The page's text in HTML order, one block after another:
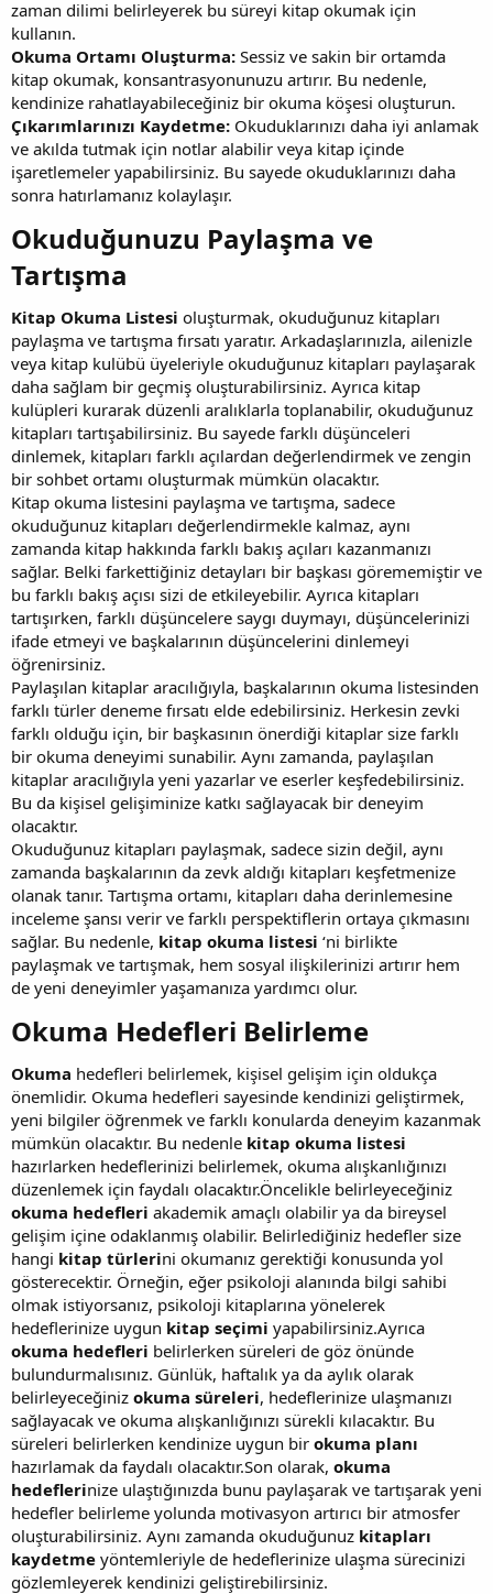
zaman dilimi belirleyerek bu süreyi kitap okumak için
kullanın.
Okuma Ortamı Oluşturma: Sessiz ve sakin bir ortamda
kitap okumak, konsantrasyonunuzu artırır. Bu nedenle,
kendinize rahatlayabileceğiniz bir okuma köşesi oluşturun.
Çıkarımlarınızı Kaydetme: Okuduklarınızı daha iyi anlamak
ve akılda tutmak için notlar alabilir veya kitap içinde
işaretlemeler yapabilirsiniz. Bu sayede okuduklarınızı daha
sonra hatırlamanız kolaylaşır.
Okuduğunuzu Paylaşma ve
Tartışma​
Kitap Okuma Listesi oluşturmak, okuduğunuz kitapları
paylaşma ve tartışma fırsatı yaratır. Arkadaşlarınızla, ailenizle
veya kitap kulübü üyeleriyle okuduğunuz kitapları paylaşarak
daha sağlam bir geçmiş oluşturabilirsiniz. Ayrıca kitap
kulüpleri kurarak düzenli aralıklarla toplanabilir, okuduğunuz
kitapları tartışabilirsiniz. Bu sayede farklı düşünceleri
dinlemek, kitapları farklı açılardan değerlendirmek ve zengin
bir sohbet ortamı oluşturmak mümkün olacaktır.
Kitap okuma listesini paylaşma ve tartışma, sadece
okuduğunuz kitapları değerlendirmekle kalmaz, aynı
zamanda kitap hakkında farklı bakış açıları kazanmanızı
sağlar. Belki farkettiğiniz detayları bir başkası görememiştir ve
bu farklı bakış açısı sizi de etkileyebilir. Ayrıca kitapları
tartışırken, farklı düşüncelere saygı duymayı, düşüncelerinizi
ifade etmeyi ve başkalarının düşüncelerini dinlemeyi
öğrenirsiniz.
Paylaşılan kitaplar aracılığıyla, başkalarının okuma listesinden
farklı türler deneme fırsatı elde edebilirsiniz. Herkesin zevki
farklı olduğu için, bir başkasının önerdiği kitaplar size farklı
bir okuma deneyimi sunabilir. Aynı zamanda, paylaşılan
kitaplar aracılığıyla yeni yazarlar ve eserler keşfedebilirsiniz.
Bu da kişisel gelişiminize katkı sağlayacak bir deneyim
olacaktır.
Okuduğunuz kitapları paylaşmak, sadece sizin değil, aynı
zamanda başkalarının da zevk aldığı kitapları keşfetmenize
olanak tanır. Tartışma ortamı, kitapları daha derinlemesine
inceleme şansı verir ve farklı perspektiflerin ortaya çıkmasını
sağlar. Bu nedenle, kitap okuma listesi ‘ni birlikte
paylaşmak ve tartışmak, hem sosyal ilişkilerinizi artırır hem
de yeni deneyimler yaşamanıza yardımcı olur.
Okuma Hedefleri Belirleme​
Okuma hedefleri belirlemek, kişisel gelişim için oldukça
önemlidir. Okuma hedefleri sayesinde kendinizi geliştirmek,
yeni bilgiler öğrenmek ve farklı konularda deneyim kazanmak
mümkün olacaktır. Bu nedenle kitap okuma listesi
hazırlarken hedeflerinizi belirlemek, okuma alışkanlığınızı
düzenlemek için faydalı olacaktır.Öncelikle belirleyeceğiniz
okuma hedefleri akademik amaçlı olabilir ya da bireysel
gelişim içine odaklanmış olabilir. Belirlediğiniz hedefler size
hangi kitap türlerini okumanız gerektiği konusunda yol
gösterecektir. Örneğin, eğer psikoloji alanında bilgi sahibi
olmak istiyorsanız, psikoloji kitaplarına yönelerek
hedeflerinize uygun kitap seçimi yapabilirsiniz.Ayrıca
okuma hedefleri belirlerken süreleri de göz önünde
bulundurmalısınız. Günlük, haftalık ya da aylık olarak
belirleyeceğiniz okuma süreleri, hedeflerinize ulaşmanızı
sağlayacak ve okuma alışkanlığınızı sürekli kılacaktır. Bu
süreleri belirlerken kendinize uygun bir okuma planı
hazırlamak da faydalı olacaktır.Son olarak, okuma
hedeflerinize ulaştığınızda bunu paylaşarak ve tartışarak yeni
hedefler belirleme yolunda motivasyon artırıcı bir atmosfer
oluşturabilirsiniz. Aynı zamanda okuduğunuz kitapları
kaydetme yöntemleriyle de hedeflerinize ulaşma sürecinizi
gözlemleyerek kendinizi geliştirebilirsiniz.